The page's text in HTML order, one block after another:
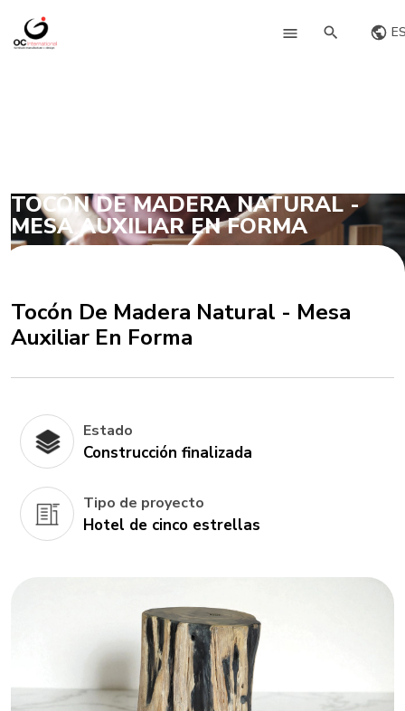
TOCÓN DE MADERA NATURAL -
MESA AUXILIAR EN FORMA
Tocón De Madera Natural - Mesa
Auxiliar En Forma
Estado
Construcción finalizada
Tipo de proyecto
Hotel de cinco estrellas